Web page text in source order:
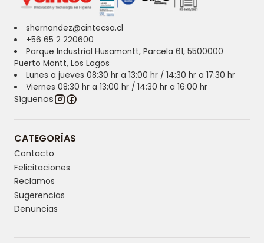
shernandez@cintecsa.cl
+56 65 2 220600
Parque Industrial Husamontt, Parcela 61, 5500000
Puerto Montt, Los Lagos
Lunes a jueves 08:30 hr a 13:00 hr / 14:30 hr a 17:30 hr
Viernes 08:30 hr a 13:00 hr / 14:30 hr a 16:00 hr
Síguenos
CATEGORÍAS
Contacto
Felicitaciones
Reclamos
Sugerencias
Denuncias